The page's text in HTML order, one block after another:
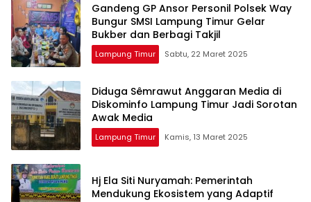
Gandeng GP Ansor Personil Polsek Way
Bungur SMSI Lampung Timur Gelar
Bukber dan Berbagi Takjil
Lampung Timur Sabtu, 22 Maret 2025
Diduga Sêmrawut Anggaran Media di
Diskominfo Lampung Timur Jadi Sorotan
Awak Media
Lampung Timur Kamis, 13 Maret 2025
Hj Ela Siti Nuryamah: Pemerintah
Mendukung Ekosistem yang Adaptif